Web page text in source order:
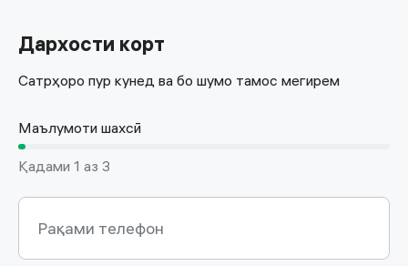
Дархости корт
Сатрҳоро пур кунед ва бо шумо тамос мегирем
Маълумоти шахсӣ
Қадами 1 аз 3
Рақами телефон